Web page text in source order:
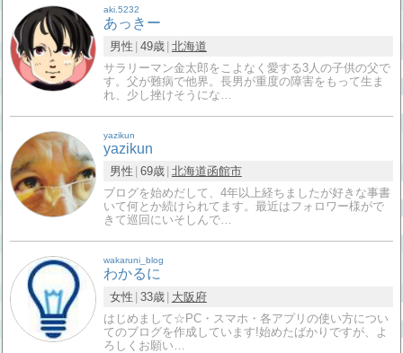
aki.5232
あっきー
男性 49歳 北海道
サラリーマン金太郎をこよなく愛する3人の子供の父で
す。父が難病で他界。長男が重度の障害をもって生ま
れ、少し挫けそうにな…
yazikun
yazikun
男性 69歳 北海道函館市
ブログを始めだして、4年以上経ちましたが好きな事書
いて何とか続けられてます。最近はフォロワー様がで
きて巡回にいそしんで…
wakaruni_blog
わかるに
女性 33歳
大阪府
はじめまして☆PC・スマホ・各アプリの使い方につい
てのブログを作成しています!始めたばかりですが、よ
ろしくお願い…